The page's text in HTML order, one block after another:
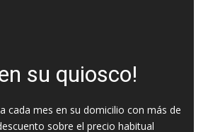
su quiosco!
cada mes en su domicilio con más de
sobre el precio habitual